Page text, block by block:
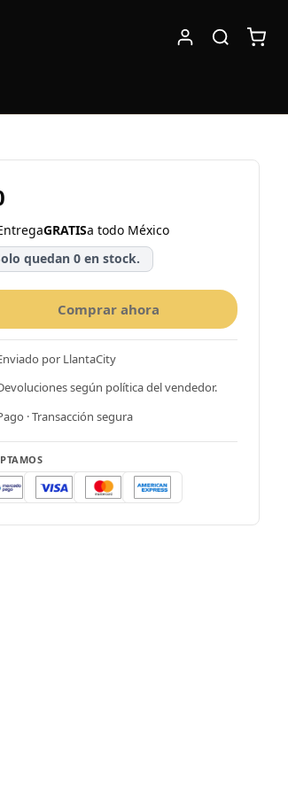
GRATISa todo México
quedan 0 en stock.
Comprar ahora
por LlantaCity
según política del vendedor.
· Transacción segura